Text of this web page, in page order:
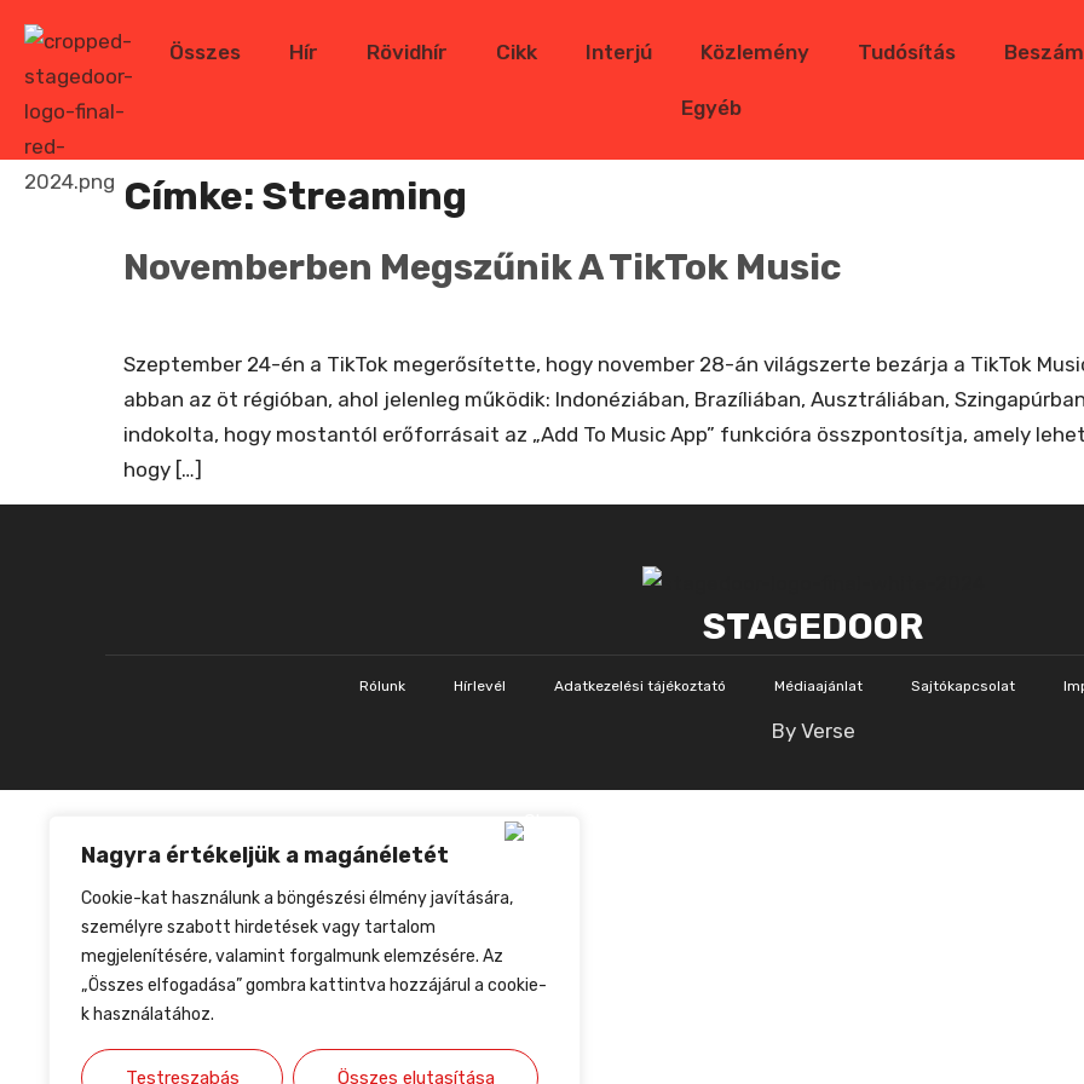
Nagyra értékeljük a magánéletét
Cookie-kat használunk a böngészési élmény javítására,
személyre szabott hirdetések vagy tartalom
megjelenítésére, valamint forgalmunk elemzésére. Az
„Összes elfogadása” gombra kattintva hozzájárul a cookie-
k használatához.
Testreszabás Összes elutasítása
Összes Hír Rövidhír Cikk Interjú Közlemény Tudósítás
Egyéb
Címke: Streaming
Novemberben Megszűnik A TikTok Music
Szeptember 24-én a TikTok megerősítette, hogy november 28-án világszerte bezárja a TikTok
abban az öt régióban, ahol jelenleg működik: Indonéziában, Brazíliában, Ausztráliában,
indokolta, hogy mostantól erőforrásait az „Add To Music App” funkcióra összpontosítja, amely
hogy […]
STAGEDOOR
Rólunk Hírlevél Adatkezelési tájékoztató Médiaajánlat Sajtókapcsolat
By Verse